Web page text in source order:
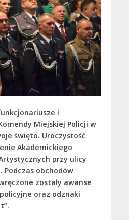
i
Miejskiej Policji w
święto. Uroczystość
Akademickiego
przy ulicy
Podczas obchodów
zostały awanse
oraz odznaki